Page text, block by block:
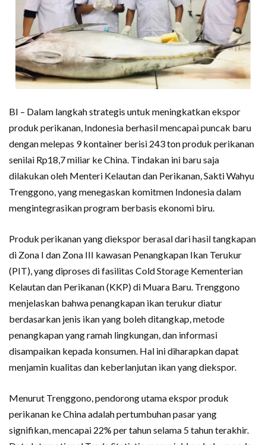
BI – Dalam langkah strategis untuk meningkatkan ekspor
produk perikanan, Indonesia berhasil mencapai puncak baru
dengan melepas 9 kontainer berisi 243 ton produk perikanan
senilai Rp18,7 miliar ke China. Tindakan ini baru saja
dilakukan oleh Menteri Kelautan dan Perikanan, Sakti Wahyu
Trenggono, yang menegaskan komitmen Indonesia dalam
mengintegrasikan program berbasis ekonomi biru.
Produk perikanan yang diekspor berasal dari hasil tangkapan
di Zona I dan Zona III kawasan Penangkapan Ikan Terukur
(PIT), yang diproses di fasilitas Cold Storage Kementerian
Kelautan dan Perikanan (KKP) di Muara Baru. Trenggono
menjelaskan bahwa penangkapan ikan terukur diatur
berdasarkan jenis ikan yang boleh ditangkap, metode
penangkapan yang ramah lingkungan, dan informasi
disampaikan kepada konsumen. Hal ini diharapkan dapat
menjamin kualitas dan keberlanjutan ikan yang diekspor.
Menurut Trenggono, pendorong utama ekspor produk
perikanan ke China adalah pertumbuhan pasar yang
signifikan, mencapai 22% per tahun selama 5 tahun terakhir.